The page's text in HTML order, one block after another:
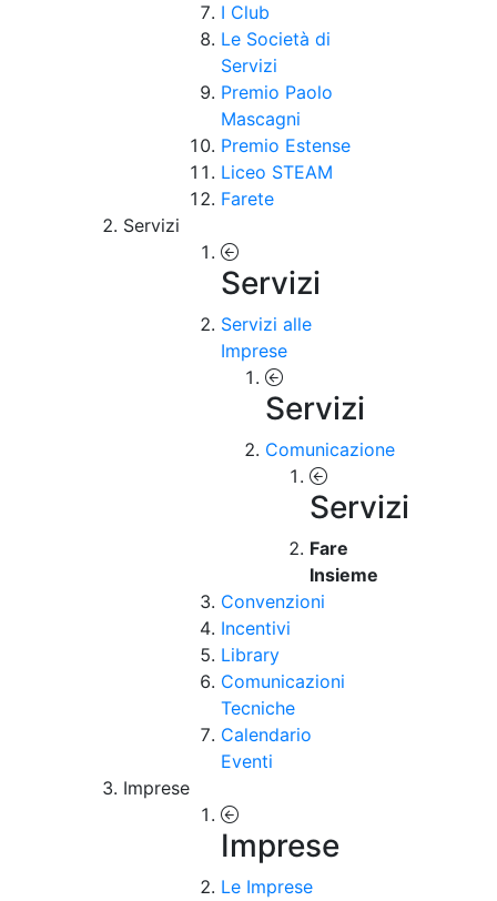
I Club
Le Società di
Servizi
Premio Paolo
Mascagni
Premio Estense
Liceo STEAM
Farete
Servizi
Servizi
Servizi alle
Imprese
Servizi
Comunicazione
Servizi
Fare
Insieme
Convenzioni
Incentivi
Library
Comunicazioni
Tecniche
Calendario
Eventi
Imprese
Imprese
Le Imprese